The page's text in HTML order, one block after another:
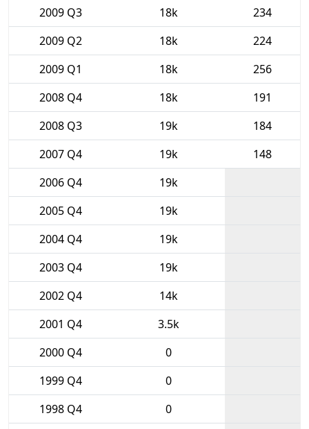
2009 Q3
18k
234
2009 Q2
18k
224
2009 Q1
18k
256
2008 Q4
18k
191
2008 Q3
19k
184
2007 Q4
19k
148
2006 Q4
19k
2005 Q4
19k
2004 Q4
19k
2003 Q4
19k
2002 Q4
14k
2001 Q4
3.5k
2000 Q4
0
1999 Q4
0
1998 Q4
0